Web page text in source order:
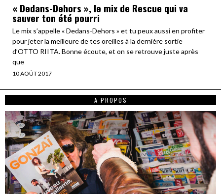
« Dedans-Dehors », le mix de Rescue qui va
sauver ton été pourri
Le mix s’appelle « Dedans-Dehors » et tu peux aussi en profiter
pour jeter la meilleure de tes oreilles à la dernière sortie
d’OTTO RIITA. Bonne écoute, et on se retrouve juste après
que
10 AOÛT 2017
A PROPOS